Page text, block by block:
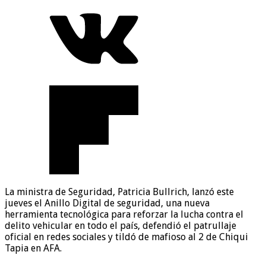
La ministra de Seguridad, Patricia Bullrich, lanzó este
jueves el Anillo Digital de seguridad, una nueva
herramienta tecnológica para reforzar la lucha contra el
delito vehicular en todo el país, defendió el patrullaje
oficial en redes sociales y tildó de mafioso al 2 de Chiqui
Tapia en AFA.